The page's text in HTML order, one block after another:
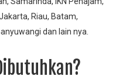
Riau, Batam,
dan lain nya.